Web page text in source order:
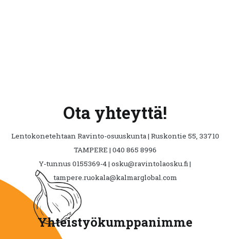
Ota yhteyttä!
Lentokonetehtaan Ravinto-osuuskunta | Ruskontie 55, 33710
TAMPERE | 040 865 8996
Y-tunnus 0155369-4 | osku@ravintolaosku.fi |
tampere.ruokala@kalmarglobal.com
Yhteistyökumppanimme